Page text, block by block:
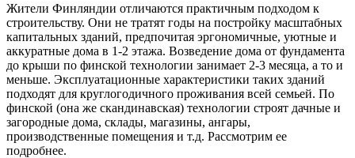
Жители Финляндии отличаются практичным подходом к
строительству. Они не тратят годы на постройку масштабных
капитальных зданий, предпочитая эргономичные, уютные и
аккуратные дома в 1-2 этажа. Возведение дома от фундамента
до крыши по финской технологии занимает 2-3 месяца, а то и
меньше. Эксплуатационные характеристики таких зданий
подходят для круглогодичного проживания всей семьей. По
финской (она же скандинавская) технологии строят дачные и
загородные дома, склады, магазины, ангары,
производственные помещения и т.д. Рассмотрим ее
подробнее.